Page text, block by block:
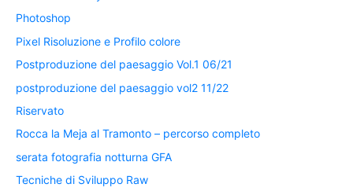
Photoshop
Pixel Risoluzione e Profilo colore
Postproduzione del paesaggio Vol.1 06/21
postproduzione del paesaggio vol2 11/22
Riservato
Rocca la Meja al Tramonto – percorso completo
serata fotografia notturna GFA
Tecniche di Sviluppo Raw